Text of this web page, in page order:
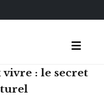
: le secret